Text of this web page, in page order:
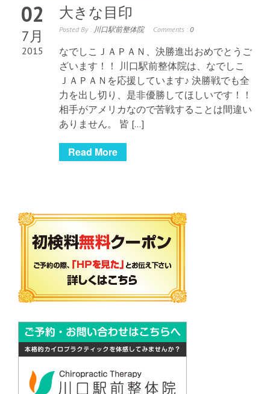
02
7月
2015
大きな目印
Posted By : 川口駅前整体院 Comments : 0
なでしこＪＡＰＡＮ、決勝進出おめでとうご
ざいます！！ 川口駅前整体院は、なでしこ
ＪＡＰＡＮを応援しています♪ 決勝戦でも全
力を出し切り、是非優勝してほしいです！！
相手がアメリカなので苦戦することは間違い
ありません。 皆 […]
Read More